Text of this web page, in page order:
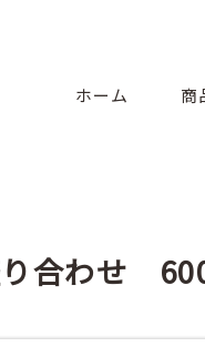
ホーム 商
合わせ